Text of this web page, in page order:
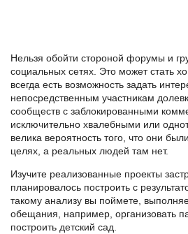
Нельзя обойти стороной форумы и
социальных сетях. Это может стать
всегда есть возможность задать
непосредственным участникам
сообществ с заблокированными
исключительно хвалебными или
велика вероятность того, что они
целях, а реальных людей там нет.
Изучите реализованные проекты
планировалось построить с
такому анализу вы поймете,
обещания, например, организовать
построить детский сад.